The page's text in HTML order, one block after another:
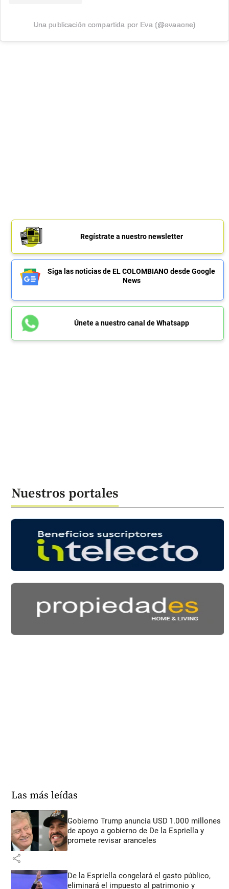
Una publicación compartida por Eva (@evaaone)
Regístrate a nuestro newsletter
Siga las noticias de EL COLOMBIANO desde Google
News
Únete a nuestro canal de Whatsapp
Nuestros portales
Las más leídas
Gobierno Trump anuncia USD 1.000 millones
de apoyo a gobierno de De la Espriella y
promete revisar aranceles
share
De la Espriella congelará el gasto público,
eliminará el impuesto al patrimonio y